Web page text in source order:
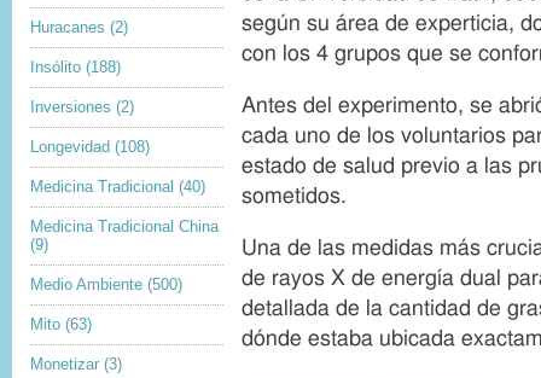
Huracanes (2)
Insólito (188)
Inversiones (2)
Longevidad (108)
Medicina Tradicional (40)
Medicina Tradicional China
(9)
Medio Ambiente (500)
Mito (63)
Monetizar (3)
según su área de experticia,
con los 4 grupos que se
Antes del experimento, se
cada uno de los voluntarios
estado de salud previo a las
sometidos.
Una de las medidas más
de rayos X de energía dual
detallada de la cantidad de
dónde estaba ubicada